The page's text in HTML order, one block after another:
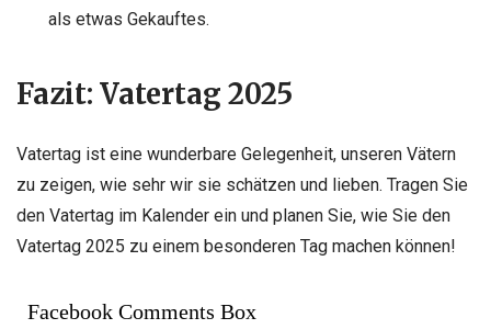
als etwas Gekauftes.
Fazit: Vatertag 2025
Vatertag ist eine wunderbare Gelegenheit, unseren Vätern
zu zeigen, wie sehr wir sie schätzen und lieben. Tragen Sie
den Vatertag im Kalender ein und planen Sie, wie Sie den
Vatertag 2025 zu einem besonderen Tag machen können!
Facebook Comments Box